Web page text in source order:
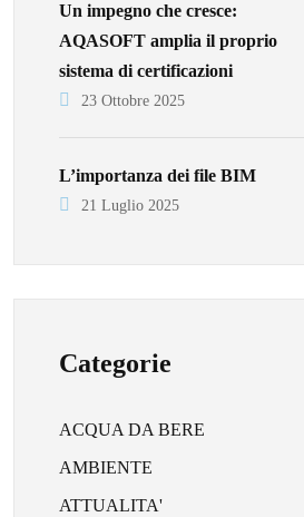
Un impegno che cresce:
AQASOFT amplia il proprio
sistema di certificazioni
23 Ottobre 2025
L’importanza dei file BIM
21 Luglio 2025
Categorie
ACQUA DA BERE
AMBIENTE
ATTUALITA'